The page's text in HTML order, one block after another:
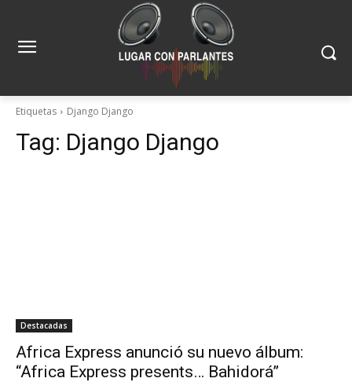
Etiquetas Django Django
Tag: Django Django
Destacadas
Africa Express anunció su nuevo álbum:
“Africa Express presents… Bahidorá”